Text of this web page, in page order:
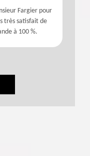
Fargier pour
très satisfait de
à 100 %.